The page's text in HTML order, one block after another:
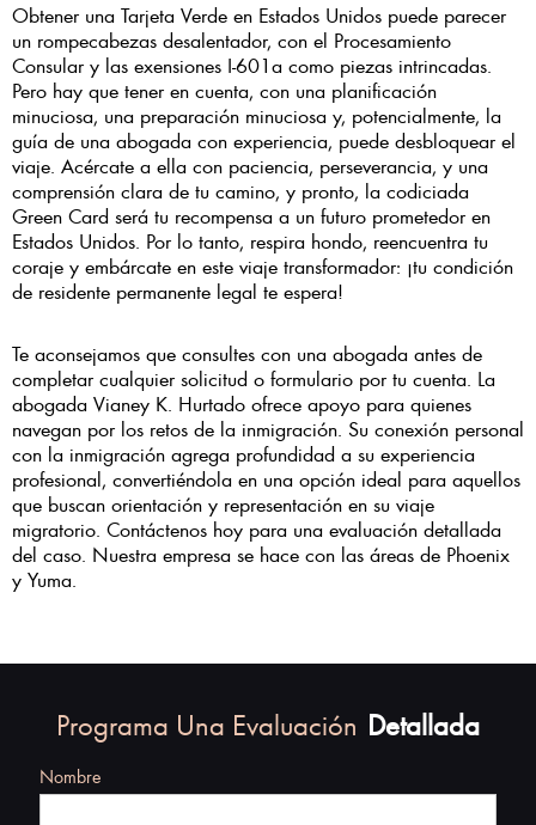
Obtener una Tarjeta Verde en Estados Unidos puede parecer
un rompecabezas desalentador, con el Procesamiento
Consular y las exensiones I-601a como piezas intrincadas.
Pero hay que tener en cuenta, con una planificación
minuciosa, una preparación minuciosa y, potencialmente, la
guía de una abogada con experiencia, puede desbloquear el
viaje. Acércate a ella con paciencia, perseverancia, y una
comprensión clara de tu camino, y pronto, la codiciada
Green Card será tu recompensa a un futuro prometedor en
Estados Unidos. Por lo tanto, respira hondo, reencuentra tu
coraje y embárcate en este viaje transformador: ¡tu condición
de residente permanente legal te espera!
Te aconsejamos que consultes con una abogada antes de
completar cualquier solicitud o formulario por tu cuenta. La
abogada Vianey K. Hurtado ofrece apoyo para quienes
navegan por los retos de la inmigración. Su conexión personal
con la inmigración agrega profundidad a su experiencia
profesional, convertiéndola en una opción ideal para aquellos
que buscan orientación y representación en su viaje
migratorio. Contáctenos hoy para una evaluación detallada
del caso. Nuestra empresa se hace con las áreas de Phoenix
y Yuma.
Programa Una Evaluación Detallada
Nombre